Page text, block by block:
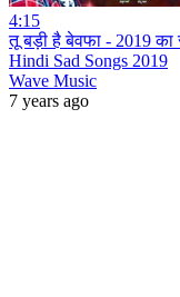
4:15
तू बड़ी है बेवफा - 2019 का
Hindi Sad Songs 2019
Wave Music
7 years ago